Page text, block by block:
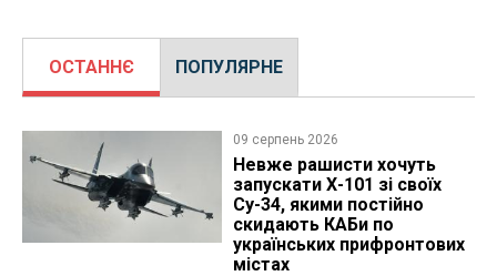
ОСТАННЄ ПОПУЛЯРНЕ
09 серпень 2026
Невже рашисти хочуть
запускати Х-101 зі своїх
Су-34, якими постійно
скидають КАБи по
українських прифронтових
містах